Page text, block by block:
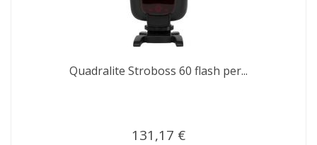
Quadralite Stroboss 60 flash per...
131,17 €